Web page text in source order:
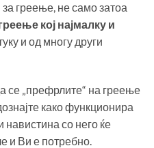
за греење, не само затоа
кој најмалку и
и од многу други
се „префрлите“ на греење
како функционира
навистина со него ќе
и Ви е потребно.